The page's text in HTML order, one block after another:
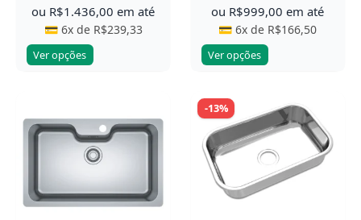
ou R$1.436,00 em até
💳 6x de R$239,33
Ver opções
ou R$999,00 em até
💳 6x de R$166,50
Ver opções
produto
tem
várias
variantes.
As
-13%